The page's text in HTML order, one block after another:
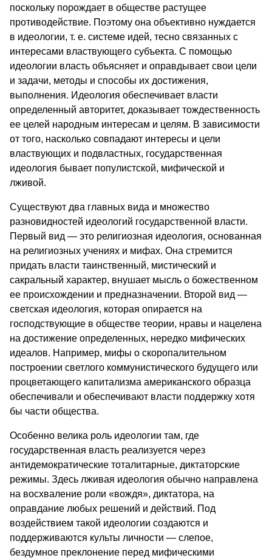
поскольку порождает в обществе растущее
противодействие. Поэтому она объективно нуждается
в идеологии, т. е. системе идей, тесно связанных с
интересами властвующего субъекта. С помощью
идеологии власть объясняет и оправдывает свои цели
и задачи, методы и способы их достижения,
выполнения. Идеология обеспечивает власти
определенный авторитет, доказывает тождественность
ее целей народным интересам и целям. В зависимости
от того, насколько совпадают интересы и цели
властвующих и подвластных, государственная
идеология бывает популистской, мифической и
лживой.
Существуют два главных вида и множество
разновидностей идеологий государственной власти.
Первый вид — это религиозная идеология, основанная
на религиозных учениях и мифах. Она стремится
придать власти таинственный, мистический и
сакральный характер, внушает мысль о божественном
ее происхождении и предназначении. Второй вид —
светская идеология, которая опирается на
господствующие в обществе теории, нравы и нацелена
на достижение определенных, нередко мифических
идеалов. Например, мифы о скоропалительном
построении светлого коммунистического будущего или
процветающего капитализма американского образца
обеспечивали и обеспечивают власти поддержку хотя
бы части общества.
Особенно велика роль идеологии там, где
государственная власть реализуется через
антидемократические тоталитарные, диктаторские
режимы. Здесь лживая идеология обычно направлена
на восхваление роли «вождя», диктатора, на
оправдание любых решений и действий. Под
воздействием такой идеологии создаются и
поддерживаются культы личности — слепое,
бездумное преклонение перед мифическими